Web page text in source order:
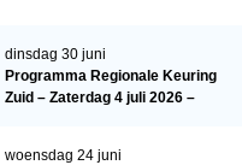
Wereldkampioenschap Jonge Paarden
dinsdag 30 juni
Programma Regionale Keuring
Zuid – Zaterdag 4 juli 2026 –
woensdag 24 juni